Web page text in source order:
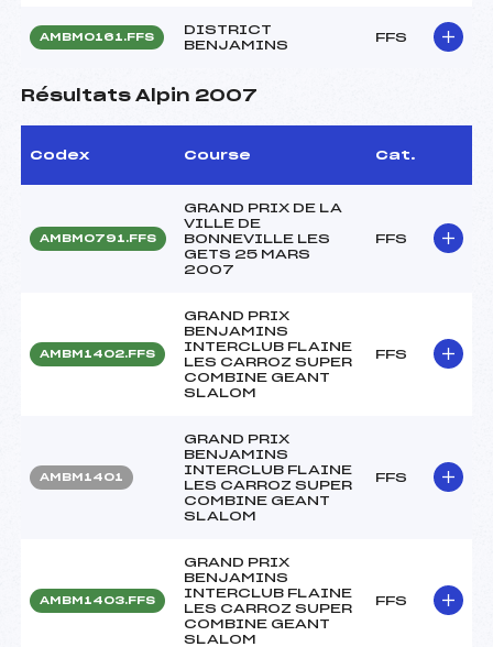
AMBM0161.FFS
DISTRICT
BENJAMINS
FFS
Résultats Alpin 2007
Codex Course Cat.
AMBM0791.FFS
GRAND PRIX DE LA
VILLE DE
BONNEVILLE LES
GETS 25 MARS
2007
FFS
AMBM1402.FFS
GRAND PRIX
BENJAMINS
INTERCLUB FLAINE
LES CARROZ SUPER
COMBINE GEANT
SLALOM
FFS
AMBM1401
GRAND PRIX
BENJAMINS
INTERCLUB FLAINE
LES CARROZ SUPER
COMBINE GEANT
SLALOM
FFS
AMBM1403.FFS
GRAND PRIX
BENJAMINS
INTERCLUB FLAINE
LES CARROZ SUPER
COMBINE GEANT
SLALOM
FFS